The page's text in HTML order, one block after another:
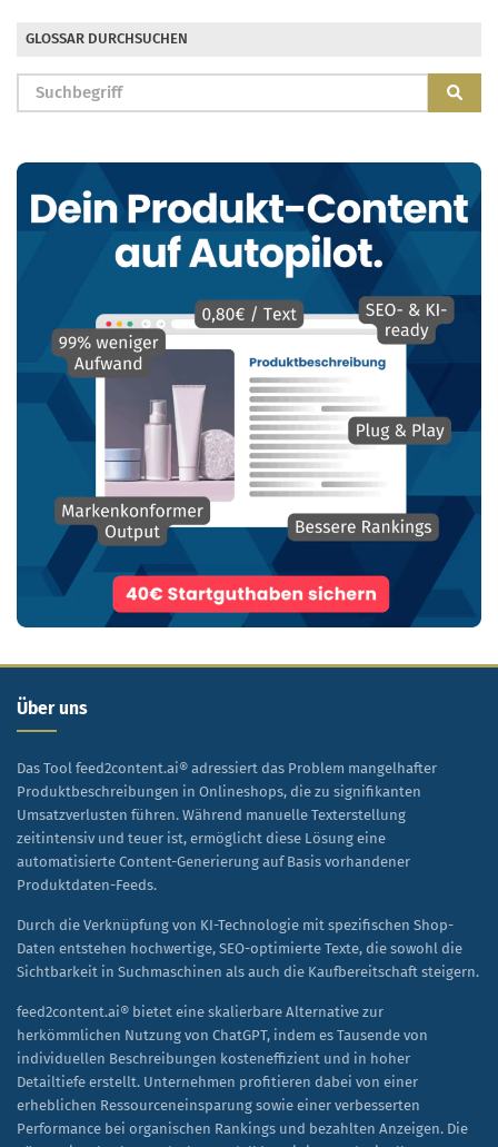
GLOSSAR DURCHSUCHEN
Über uns
Das Tool feed2content.ai® adressiert das Problem mangelhafter
Produktbeschreibungen in Onlineshops, die zu signifikanten
Umsatzverlusten führen. Während manuelle Texterstellung
zeitintensiv und teuer ist, ermöglicht diese Lösung eine
automatisierte Content-Generierung auf Basis vorhandener
Produktdaten-Feeds.
Durch die Verknüpfung von KI-Technologie mit spezifischen Shop-
Daten entstehen hochwertige, SEO-optimierte Texte, die sowohl die
Sichtbarkeit in Suchmaschinen als auch die Kaufbereitschaft steigern.
feed2content.ai® bietet eine skalierbare Alternative zur
herkömmlichen Nutzung von ChatGPT, indem es Tausende von
individuellen Beschreibungen kosteneffizient und in hoher
Detailtiefe erstellt. Unternehmen profitieren dabei von einer
erheblichen Ressourceneinsparung sowie einer verbesserten
Performance bei organischen Rankings und bezahlten Anzeigen. Die